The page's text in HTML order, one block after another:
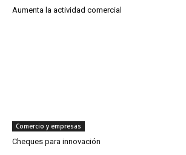
Aumenta la actividad comercial
Comercio y empresas
Cheques para innovación